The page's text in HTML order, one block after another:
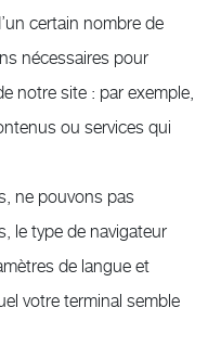
certain nombre de
nécessaires pour
notre site : par exemple,
ou services qui
ne pouvons pas
le type de navigateur
de langue et
votre terminal semble